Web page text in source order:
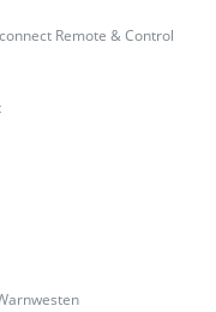
Remote & Control